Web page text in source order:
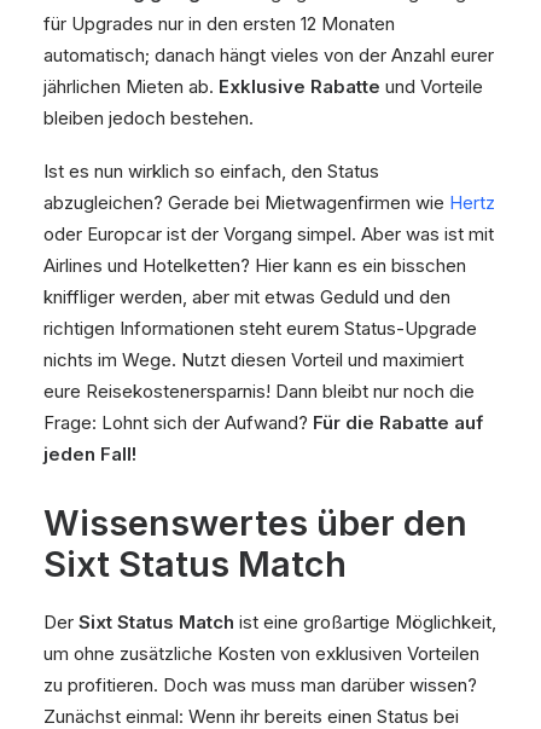
für Upgrades nur in den ersten 12 Monaten
automatisch; danach hängt vieles von der Anzahl eurer
jährlichen Mieten ab. Exklusive Rabatte und Vorteile
bleiben jedoch bestehen.
Ist es nun wirklich so einfach, den Status
abzugleichen? Gerade bei Mietwagenfirmen wie Hertz
oder Europcar ist der Vorgang simpel. Aber was ist mit
Airlines und Hotelketten? Hier kann es ein bisschen
kniffliger werden, aber mit etwas Geduld und den
richtigen Informationen steht eurem Status-Upgrade
nichts im Wege. Nutzt diesen Vorteil und maximiert
eure Reisekostenersparnis! Dann bleibt nur noch die
Frage: Lohnt sich der Aufwand? Für die Rabatte auf
jeden Fall!
Wissenswertes über den
Sixt Status Match
Der Sixt Status Match ist eine großartige Möglichkeit,
um ohne zusätzliche Kosten von exklusiven Vorteilen
zu profitieren. Doch was muss man darüber wissen?
Zunächst einmal: Wenn ihr bereits einen Status bei